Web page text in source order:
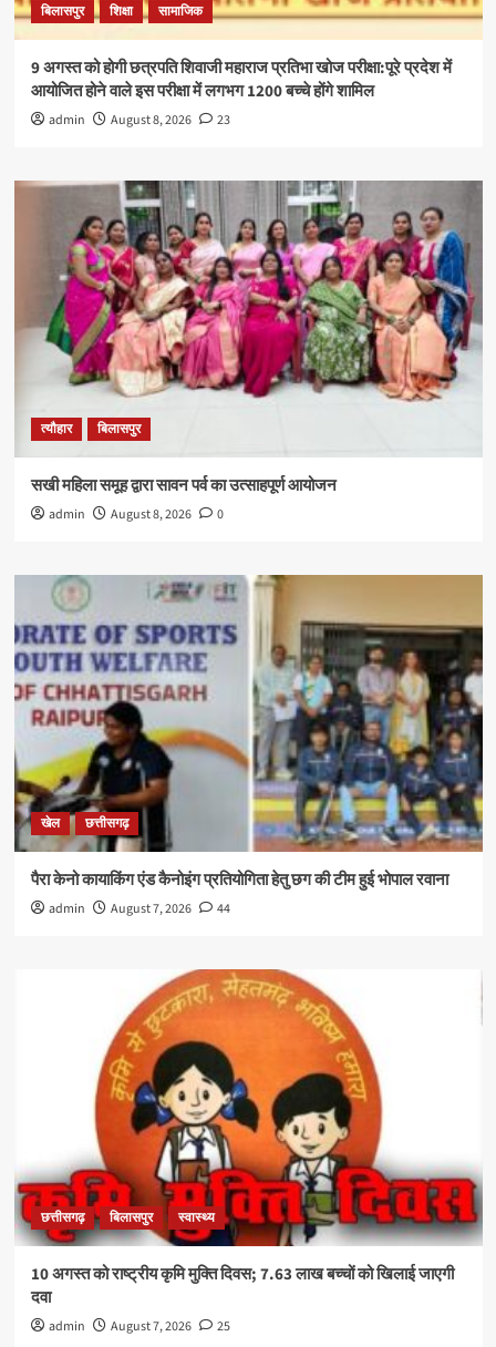
बिलासपुर शिक्षा सामाजिक
9 अगस्त को होगी छत्रपति शिवाजी महाराज प्रतिभा खोज परीक्षा:पूरे प्रदेश में
आयोजित होने वाले इस परीक्षा में लगभग 1200 बच्चे होंगे शामिल
admin August 8, 2026 23
त्यौहार बिलासपुर
सखी महिला समूह द्वारा सावन पर्व का उत्साहपूर्ण आयोजन
admin August 8, 2026 0
खेल छत्तीसगढ़
पैरा केनो कायाकिंग एंड कैनोइंग प्रतियोगिता हेतु छग की टीम हुई भोपाल रवाना
admin August 7, 2026 44
छत्तीसगढ़ बिलासपुर स्वास्थ्य
10 अगस्त को राष्ट्रीय कृमि मुक्ति दिवस; 7.63 लाख बच्चों को खिलाई जाएगी
दवा
admin August 7, 2026 25